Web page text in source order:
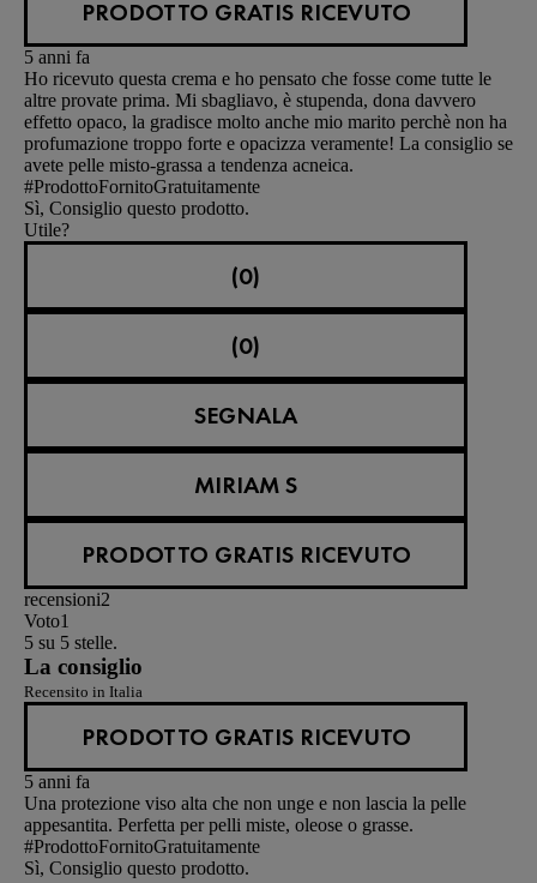
PRODOTTO GRATIS RICEVUTO
5 anni fa
Ho ricevuto questa crema e ho pensato che fosse come tutte le
altre provate prima. Mi sbagliavo, è stupenda, dona davvero
effetto opaco, la gradisce molto anche mio marito perchè non ha
profumazione troppo forte e opacizza veramente! La consiglio se
avete pelle misto-grassa a tendenza acneica.
#ProdottoFornitoGratuitamente
Sì, Consiglio questo prodotto.
Utile?
(0)
(0)
SEGNALA
MIRIAM S
PRODOTTO GRATIS RICEVUTO
recensioni2
Voto1
5 su 5 stelle.
La consiglio
Recensito in Italia
PRODOTTO GRATIS RICEVUTO
5 anni fa
Una protezione viso alta che non unge e non lascia la pelle
appesantita. Perfetta per pelli miste, oleose o grasse.
#ProdottoFornitoGratuitamente
Sì, Consiglio questo prodotto.